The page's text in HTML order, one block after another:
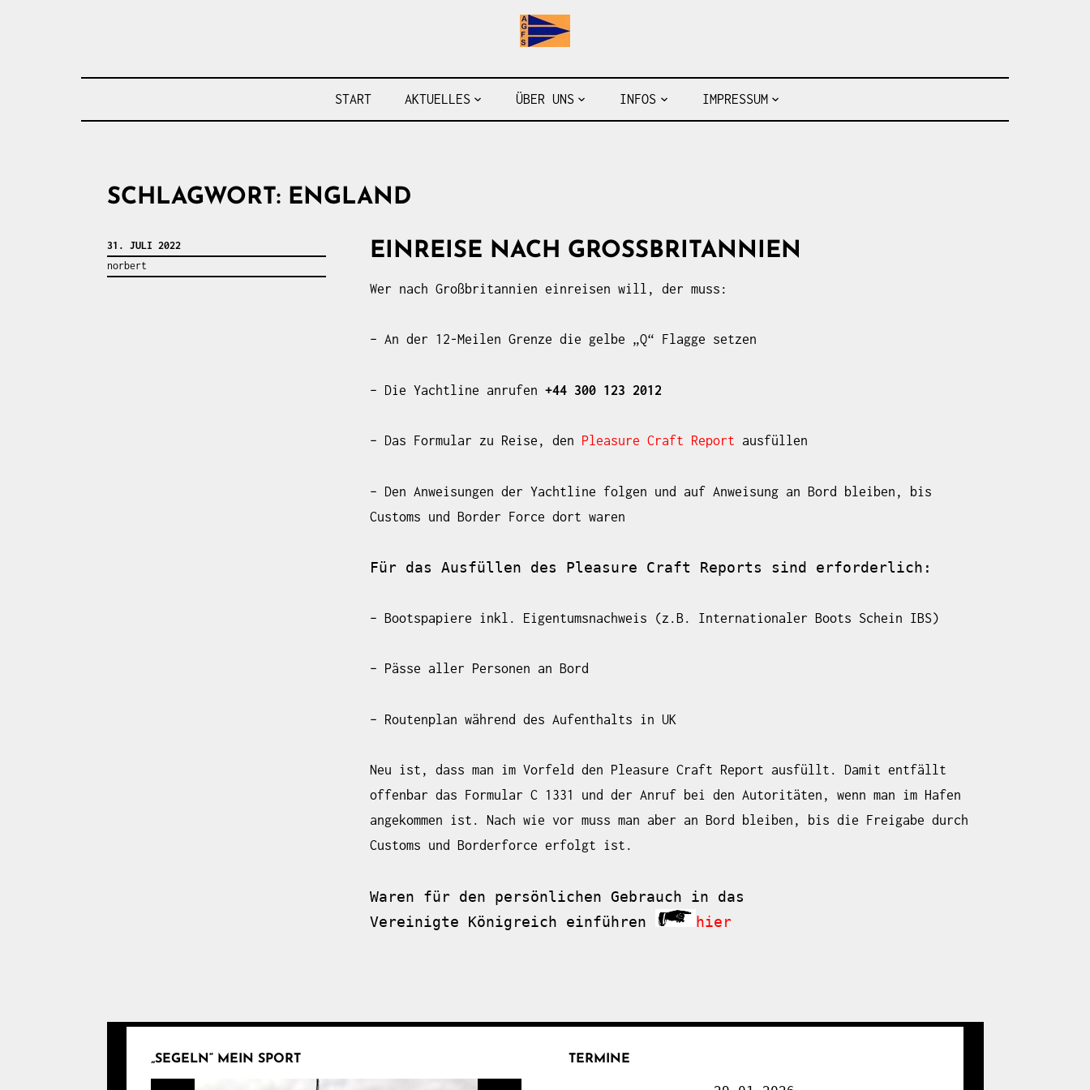
START AKTUELLES ÜBER UNS INFOS IMPRESSUM
SCHLAGWORT: ENGLAND
31. JULI 2022
norbert
EINREISE NACH GROSSBRITANNIEN
Wer nach Großbritannien einreisen will, der muss:
– An der 12-Meilen Grenze die gelbe „Q“ Flagge setzen
– Die Yachtline anrufen +44 300 123 2012
– Das Formular zu Reise, den Pleasure Craft Report ausfüllen
– Den Anweisungen der Yachtline folgen und auf Anweisung an Bord bleiben, bis
Customs und Border Force dort waren
Für das Ausfüllen des Pleasure Craft Reports sind erforderlich:
– Bootspapiere inkl. Eigentumsnachweis (z.B. Internationaler Boots Schein IBS)
– Pässe aller Personen an Bord
– Routenplan während des Aufenthalts in UK
Neu ist, dass man im Vorfeld den Pleasure Craft Report ausfüllt. Damit entfällt
offenbar das Formular C 1331 und der Anruf bei den Autoritäten, wenn man im Hafen
angekommen ist. Nach wie vor muss man aber an Bord bleiben, bis die Freigabe durch
Customs und Borderforce erfolgt ist.
Waren für den persönlichen Gebrauch in das
Vereinigte Königreich einführen
hier
„SEGELN“ MEIN SPORT TERMINE